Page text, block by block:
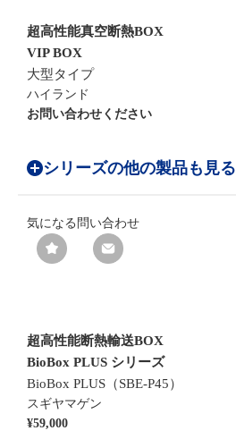
超高性能真空断熱BOX
VIP BOX
大型タイプ
ハイランド
お問い合わせください
シリーズの他の製品も見る
気になる 問い合わせ
超高性能断熱輸送BOX
BioBox PLUS シリーズ
BioBox PLUS（SBE-P45）
スギヤマゲン
¥59,000